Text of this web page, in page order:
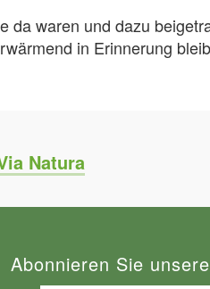
da waren und dazu
in Erinnerung
Natura
Abonnieren Sie